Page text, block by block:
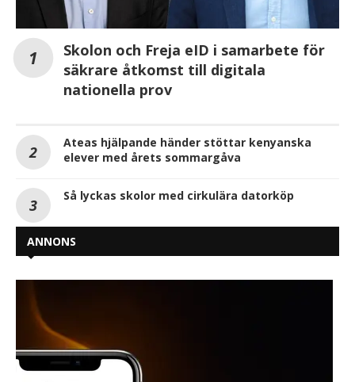
Skolon och Freja eID i samarbete för
säkrare åtkomst till digitala
nationella prov
Ateas hjälpande händer stöttar kenyanska
elever med årets sommargåva
Så lyckas skolor med cirkulära datorköp
ANNONS